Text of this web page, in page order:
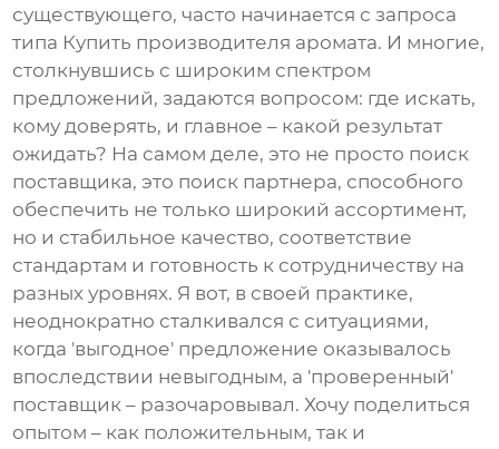
существующего, часто начинается с запроса
типа Купить производителя аромата. И многие,
столкнувшись с широким спектром
предложений, задаются вопросом: где искать,
кому доверять, и главное – какой результат
ожидать? На самом деле, это не просто поиск
поставщика, это поиск партнера, способного
обеспечить не только широкий ассортимент,
но и стабильное качество, соответствие
стандартам и готовность к сотрудничеству на
разных уровнях. Я вот, в своей практике,
неоднократно сталкивался с ситуациями,
когда 'выгодное' предложение оказывалось
впоследствии невыгодным, а 'проверенный'
поставщик – разочаровывал. Хочу поделиться
опытом – как положительным, так и